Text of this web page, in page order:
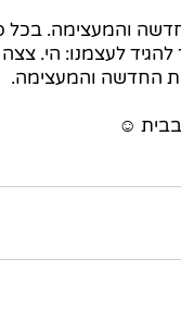
והמעצימה. בכל
לעצמנו: הי.
החדשה והמעצימה.
בבית ☺